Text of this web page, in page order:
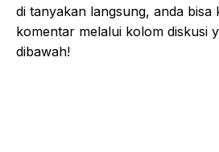
di tanyakan langsung, anda bisa
komentar melalui kolom diskusi
dibawah!